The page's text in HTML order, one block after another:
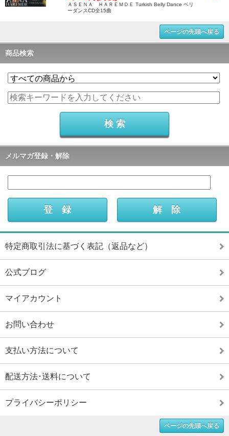
ＡＳＥＮＡ ＨＡＲＥＭＤＥ Turkish Belly Dance ベリ
ーダンスCD全15曲
ページの先頭へ戻る
商品検索
メルマガ登録・解除
特定商取引法に基づく表記（返品など）
公式ブログ
マイアカウント
お問い合わせ
支払い方法について
配送方法･送料について
プライバシーポリシー
ページの先頭へ戻る